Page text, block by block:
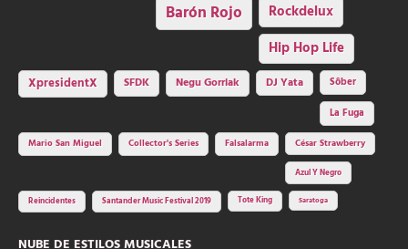
Barón Rojo Rockdelux
Hip Hop Life
XpresidentX SFDK Negu Gorriak DJ Yata
Sôber
La Fuga
Mario San Miguel
Collector's Series Falsalarma César Strawberry
Azul Y Negro
Reincidentes Santander Music Festival 2019 Tote King Saratoga